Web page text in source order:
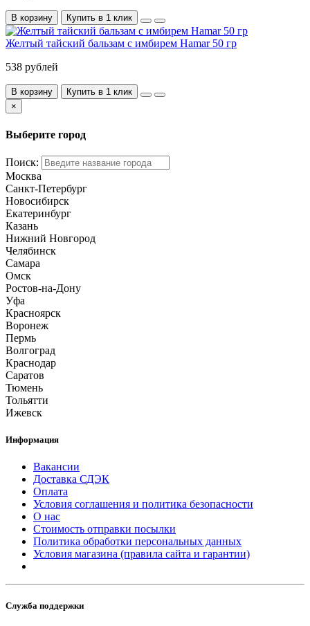
В корзину Купить в 1 клик
Желтый тайский бальзам с имбирем Hamar 50 гр
538 рублей
В корзину
Купить в 1 клик
×
Выберите город
Поиск:
Москва
Санкт-Петербург
Новосибирск
Екатеринбург
Казань
Нижний Новгород
Челябинск
Самара
Омск
Ростов-на-Дону
Уфа
Красноярск
Воронеж
Пермь
Волгоград
Краснодар
Саратов
Тюмень
Тольятти
Ижевск
Информация
Вакансии
Доставка СДЭК
Оплата
Условия соглашения и политика безопасности
О нас
Стоимость отправки посылки
Политика обработки персональных данных
Условия магазина (правила сайта и гарантии)
Служба поддержки